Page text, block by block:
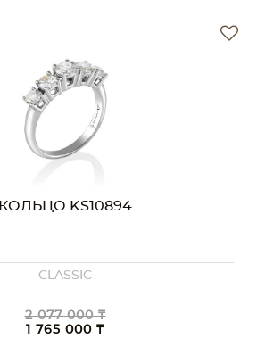
КОЛЬЦО KS10894
CLASSIC
2 077 000 ₸
1 765 000 ₸